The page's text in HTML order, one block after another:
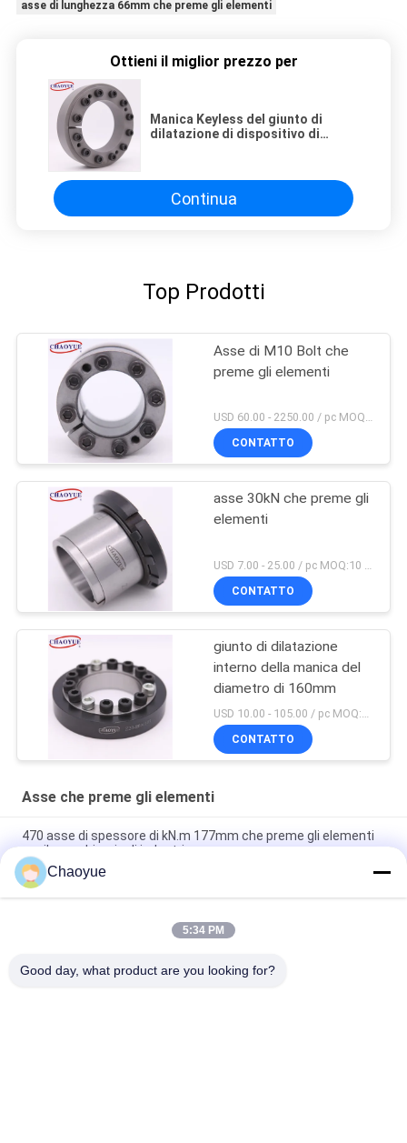
asse di lunghezza 66mm che preme gli elementi
Ottieni il miglior prezzo per
Manica Keyless del giunto di
dilatazione di dispositivo di
Continua
Top Prodotti
Asse di M10 Bolt che
preme gli elementi
USD 60.00 - 2250.00 / pc MOQ:PC 5
CONTATTO
asse 30kN che preme gli
elementi
CONTATTO
giunto di dilatazione
interno della manica del
diametro di 160mm
CONTATTO
Asse che preme gli elementi
470 asse di spessore di kN.m 177mm che preme gli elementi
per il macchinario di industria
Boccola Keyless di climax del nero 1240 N.M M75 Bolt per la
serratura dell'asse
Asse esterna di lunghezza 88mm del diametro 120mm che
Chaoyue
5:34 PM
Good day, what product are you looking for?